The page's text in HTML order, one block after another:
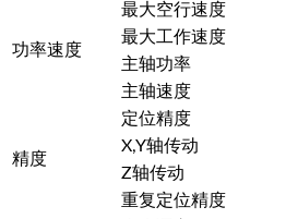
功率速度
最大空行速度
最大工作速度
主轴功率
主轴速度
精度
定位精度
X,Y轴传动
Z轴传动
重复定位精度